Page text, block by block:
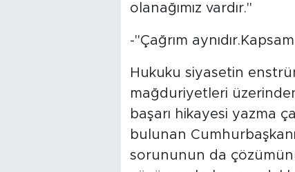
olanağımız vardır."
-"Çağrım
Hukuku siyasetin
mağduriyetleri
başarı hikayesi yazma
bulunan
sorununun da